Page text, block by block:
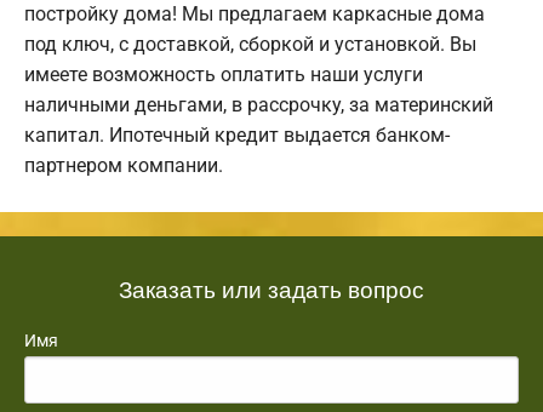
постройку дома! Мы предлагаем каркасные дома
под ключ, с доставкой, сборкой и установкой. Вы
имеете возможность оплатить наши услуги
наличными деньгами, в рассрочку, за материнский
капитал. Ипотечный кредит выдается банком-
партнером компании.
Заказать или задать вопрос
Имя